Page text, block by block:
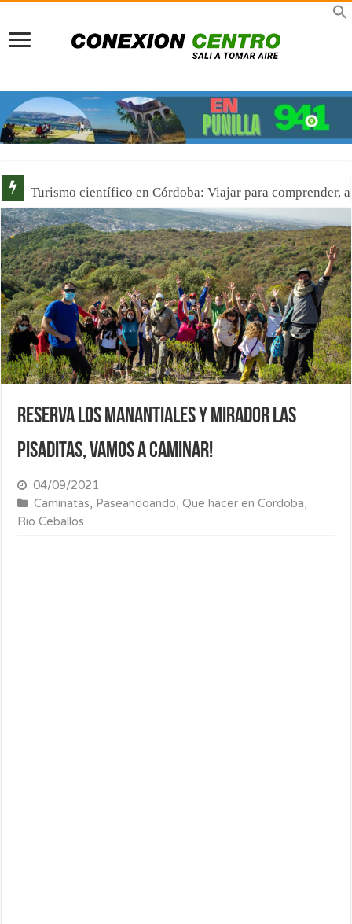
Señor de la Buena Muerte en Reducción: Tres días de
Reserva Los Manantiales y mirador Las
Pisaditas, vamos a caminar!
04/09/2021
Caminatas, Paseandoando,Que hacer en Córdoba,
Rio Ceballos